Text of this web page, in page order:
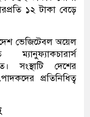
১২ টাকা বেড়ে
ভেজিটেবল অয়েল
সংস্থাটি দেশের
প্রতিনিধিত্ব